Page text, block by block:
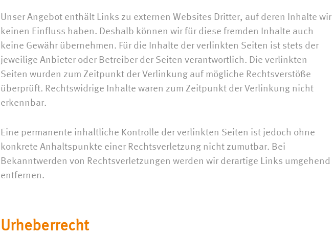
Unser Angebot enthält Links zu externen Websites Dritter, auf deren Inhalte wir
keinen Einfluss haben. Deshalb können wir für diese fremden Inhalte auch
keine Gewähr übernehmen. Für die Inhalte der verlinkten Seiten ist stets der
jeweilige Anbieter oder Betreiber der Seiten verantwortlich. Die verlinkten
Seiten wurden zum Zeitpunkt der Verlinkung auf mögliche Rechtsverstöße
überprüft. Rechtswidrige Inhalte waren zum Zeitpunkt der Verlinkung nicht
erkennbar.
Eine permanente inhaltliche Kontrolle der verlinkten Seiten ist jedoch ohne
konkrete Anhaltspunkte einer Rechtsverletzung nicht zumutbar. Bei
Bekanntwerden von Rechtsverletzungen werden wir derartige Links umgehend
entfernen.
Urheberrecht